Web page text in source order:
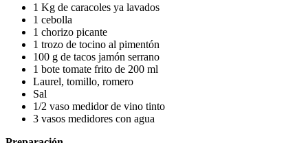
1 Kg de caracoles ya lavados
1 cebolla
1 chorizo picante
1 trozo de tocino al pimentón
100 g de tacos jamón serrano
1 bote tomate frito de 200 ml
Laurel, tomillo, romero
Sal
1/2 vaso medidor de vino tinto
3 vasos medidores con agua